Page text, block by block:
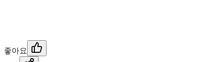
좋아요